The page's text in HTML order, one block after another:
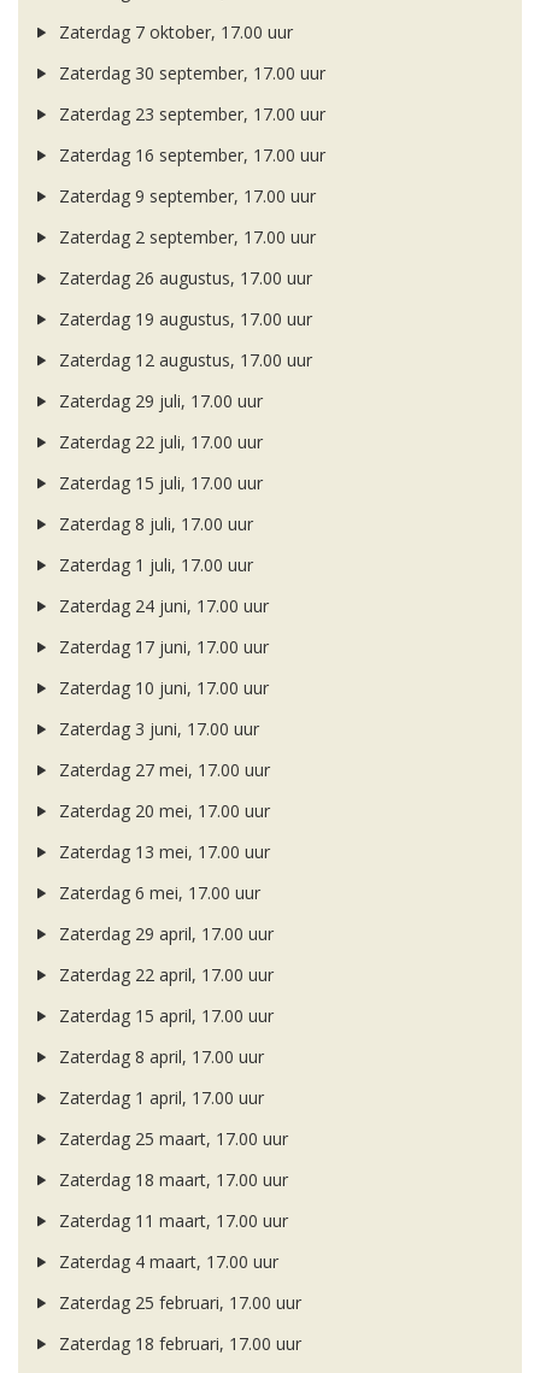
Zaterdag 7 oktober, 17.00 uur
Zaterdag 30 september, 17.00 uur
Zaterdag 23 september, 17.00 uur
Zaterdag 16 september, 17.00 uur
Zaterdag 9 september, 17.00 uur
Zaterdag 2 september, 17.00 uur
Zaterdag 26 augustus, 17.00 uur
Zaterdag 19 augustus, 17.00 uur
Zaterdag 12 augustus, 17.00 uur
Zaterdag 29 juli, 17.00 uur
Zaterdag 22 juli, 17.00 uur
Zaterdag 15 juli, 17.00 uur
Zaterdag 8 juli, 17.00 uur
Zaterdag 1 juli, 17.00 uur
Zaterdag 24 juni, 17.00 uur
Zaterdag 17 juni, 17.00 uur
Zaterdag 10 juni, 17.00 uur
Zaterdag 3 juni, 17.00 uur
Zaterdag 27 mei, 17.00 uur
Zaterdag 20 mei, 17.00 uur
Zaterdag 13 mei, 17.00 uur
Zaterdag 6 mei, 17.00 uur
Zaterdag 29 april, 17.00 uur
Zaterdag 22 april, 17.00 uur
Zaterdag 15 april, 17.00 uur
Zaterdag 8 april, 17.00 uur
Zaterdag 1 april, 17.00 uur
Zaterdag 25 maart, 17.00 uur
Zaterdag 18 maart, 17.00 uur
Zaterdag 11 maart, 17.00 uur
Zaterdag 4 maart, 17.00 uur
Zaterdag 25 februari, 17.00 uur
Zaterdag 18 februari, 17.00 uur